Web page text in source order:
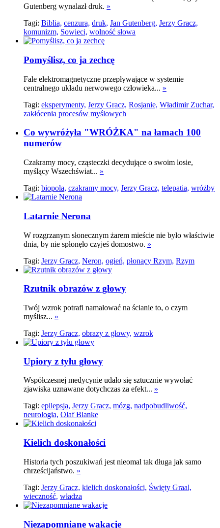
Gutenberg wynalazł druk. »
Tagi: Biblia, cenzura, druk, Jan Gutenberg, Jerzy Gracz,
komunizm, Sowieci, wolność słowa
Pomyślisz, co ja zechcę
Fale elektromagnetyczne przepływające w systemie
centralnego układu nerwowego człowieka... »
Tagi: eksperymenty, Jerzy Gracz, Rosjanie, Władimir Zuchar,
zakłócenia procesów myślowych
Co wywróżyła "WRÓŻKA" na łamach 100
numerów
Czakramy mocy, cząsteczki decydujące o swoim losie,
myślący Wszechświat... »
Tagi: biopola, czakramy mocy, Jerzy Gracz, telepatia, wróżby
Latarnie Nerona
W rozgrzanym słonecznym żarem mieście nie było właściwie
dnia, by nie spłonęło czyjeś domostwo. »
Tagi: Jerzy Gracz, Neron, ogień, płonący Rzym, Rzym
Rzutnik obrazów z głowy
Twój wzrok potrafi namalować na ścianie to, o czym
myślisz... »
Tagi: Jerzy Gracz, obrazy z głowy, wzrok
Upiory z tyłu głowy
Współczesnej medycynie udało się sztucznie wywołać
zjawiska uznawane dotychczas za efekt... »
Tagi: epilepsja, Jerzy Gracz, mózg, nadpobudliwość,
neurologia, Olaf Blanke
Kielich doskonałości
Historia tych poszukiwań jest nieomal tak długa jak samo
chrześcijaństwo. »
Tagi: Jerzy Gracz, kielich doskonałości, Święty Graal,
wieczność, władza
Niezapomniane wakacje